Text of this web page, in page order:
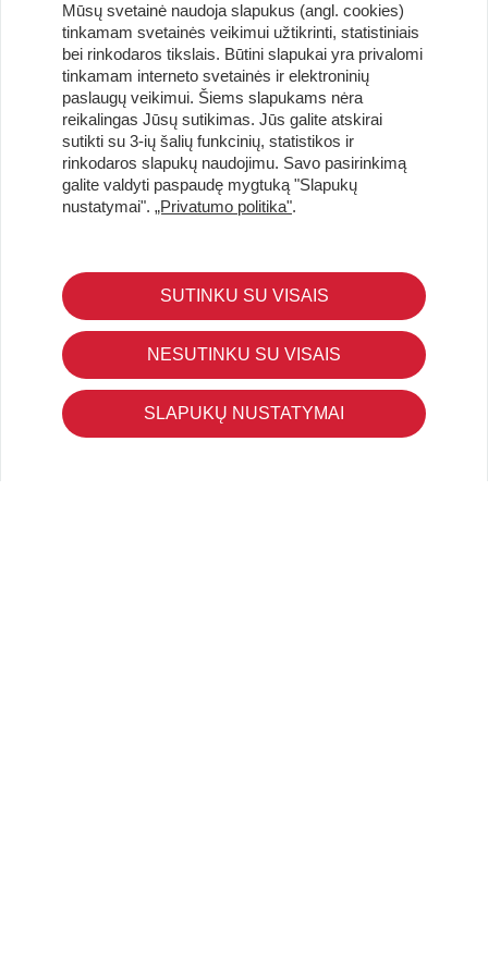
Užsisakykite naujienlaiškį ir pirmi gaukite geriausius
pasiūlymus!
KLIENTŲ APTARNAVIMAS
Pirkimo – pardavimo taisyklės
Pristatymas ir grąžinimas
Apmokėjimo būdai
Kokybės ir saugumo standartai
Privatumo taisyklės
Mūsų svetainė naudoja slapukus (angl. cookies)
tinkamam svetainės veikimui užtikrinti, statistiniais
bei rinkodaros tikslais. Būtini slapukai yra privalomi
tinkamam interneto svetainės ir elektroninių
paslaugų veikimui. Šiems slapukams nėra
reikalingas Jūsų sutikimas. Jūs galite atskirai
sutikti su 3-ių šalių funkcinių, statistikos ir
rinkodaros slapukų naudojimu. Savo pasirinkimą
galite valdyti paspaudę mygtuką "Slapukų
nustatymai". „Privatumo politika".
SUTINKU SU VISAIS
NESUTINKU SU VISAIS
SLAPUKŲ NUSTATYMAI